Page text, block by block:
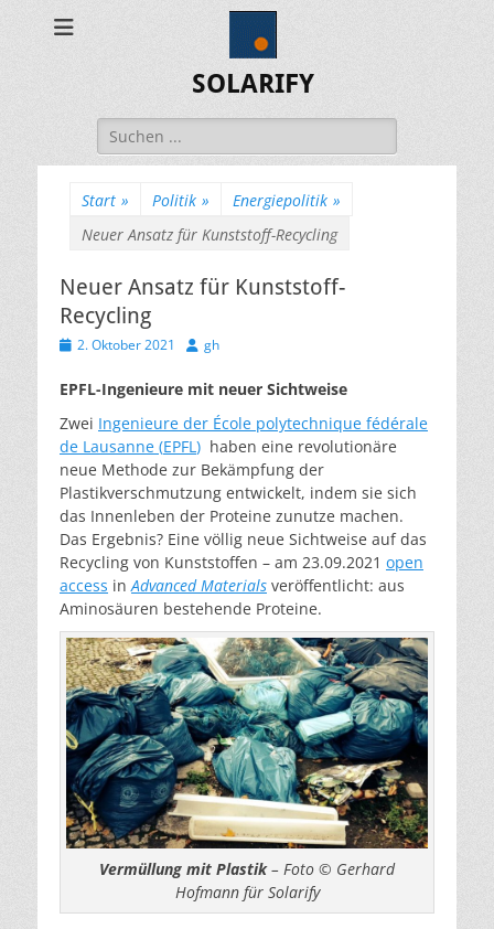
SOLARIFY
Suchen
nach:
Start » Politik » Energiepolitik »
Neuer Ansatz für Kunststoff-Recycling
Neuer Ansatz für Kunststoff-
Recycling
Veröffentlicht
2. Oktober 2021 Autor
gh
EPFL-Ingenieure mit neuer Sichtweise
Zwei Ingenieure der École polytechnique fédérale
de Lausanne (EPFL) haben eine revolutionäre
neue Methode zur Bekämpfung der
Plastikverschmutzung entwickelt, indem sie sich
das Innenleben der Proteine zunutze machen.
Das Ergebnis? Eine völlig neue Sichtweise auf das
Recycling von Kunststoffen – am 23.09.2021 open
access inAdvanced Materials veröffentlicht: aus
Aminosäuren bestehende Proteine.
Vermüllung mit Plastik– Foto © Gerhard
Hofmann für Solarify